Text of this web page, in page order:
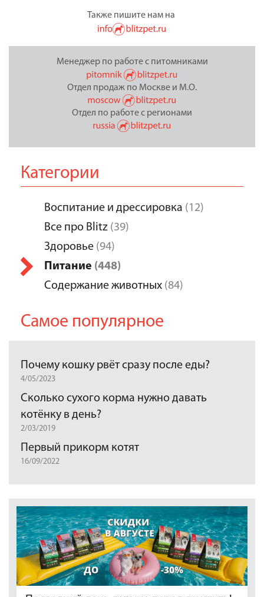
Также пишите нам на
Менеджер по работе с питомниками
Отдел продаж по Москве и М.О.
Отдел по работе с регионами
Категории
Воспитание и дрессировка (12)
Все про Blitz (39)
Здоровье (94)
Питание (448)
Содержание животных (84)
Самое популярное
Почему кошку рвёт сразу после еды?
4/05/2023
Сколько сухого корма нужно давать
котёнку в день?
2/03/2019
Первый прикорм котят
16/09/2022